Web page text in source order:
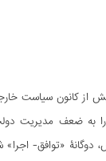
در این کشور کم و بیش از
را به ضعف مدیریت
دوگانۀ «توافق-